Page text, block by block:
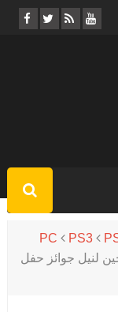
PC PS3
لنيل جوائز حفل